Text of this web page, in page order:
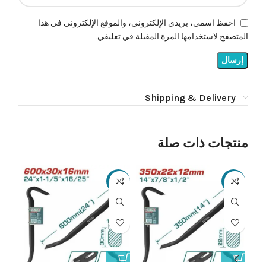
احفظ اسمي، بريدي الإلكتروني، والموقع الإلكتروني في هذا
المتصفح لاستخدامها المرة المقبلة في تعليقي.
Shipping & Delivery
منتجات ذات صلة
-27%
-21%